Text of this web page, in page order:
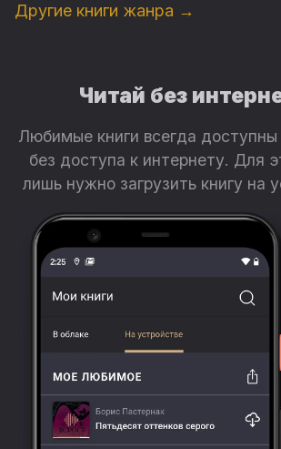
Другие книги жанра →
Читай без
Любимые книги всегда
без доступа к интернету. Для
лишь нужно загрузить книгу на